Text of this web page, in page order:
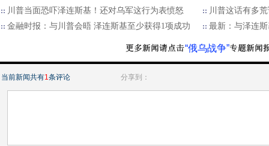
川普当面恐吓泽连斯基！还对乌军这行为表愤怒
川普这话有多
金融时报：与川普会晤 泽连斯基至少获得1项成功
最新：与泽连
“俄乌战争”
当前新闻共有1条评论 分享到：